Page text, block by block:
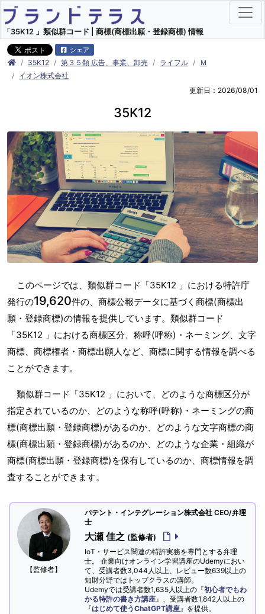
「35K12 」類似群コード | 商標(商標出願・登録商標) 情報
シェア
35K12 第３５類 広告、事業、卸売 ライフル
Ｍ
イオン株式会社
更新日：2026/08/01
35K12
このページでは、類似群コード「35K12 」における特許庁
発行の19,620件の、商標公報データに基づく商標(商標出
願・登録商標)の情報を提供しています。類似群コード
「35K12 」における商標区分、称呼(呼称)・ネーミング、文字
商標、商標権者・商標出願人など、商標に関する情報を調べる
ことができます。
類似群コード「35K12 」において、どのような商標区分が
指定されているのか、どのような称呼(呼称)・ネーミングの商
標(商標出願・登録商標)があるのか、どのような文字商標の商
標(商標出願・登録商標)があるのか、どのような企業・組織が
商標(商標出願・登録商標)を保有しているのか、商標情報を調
査することができます。
【監修者】
パテント・インテグレーション株式会社 CEO/弁理
士
大瀬 佳之 (監修者)
IoT・サービス関連の特許実務を専門とする弁理
士。 企業向けオンライン学習講座のUdemyにおい
て、受講者数3,044人以上、レビュー数639以上の
知財分野ではトップクラスの講師。
Udemyでは受講者数1,635人以上の『初心者でもわ
かる特許の書き方講座』、受講者数1,842人以上の
『はじめて使うChatGPT講座』を提供。